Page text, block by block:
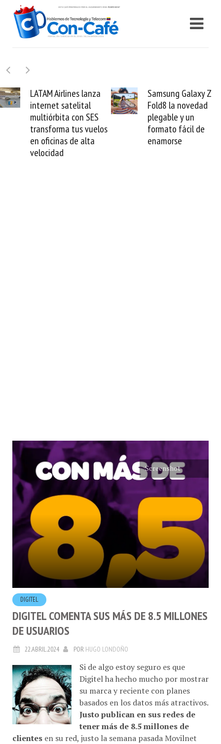
Samsung Galaxy Z
Fold8 la novedad
plegable y un
formato fácil de
enamorse
Cashea levanta 100
millones de dólares y
valida el crédito del
venezolano ante el
mundo
Screenshot
DIGITEL
DIGITEL COMENTA SUS MÁS DE 8.5 MILLONES
DE USUARIOS
22.ABRIL.2024
Si de algo estoy seguro es que
Digitel ha hecho mucho por mostrar
su marca y reciente con planes
basados en los datos más atractivos.
Justo publican en sus redes de
tener más de 8.5 millones de
clientesen su red, justo la semana pasada Movilnet
comentó el suyo.